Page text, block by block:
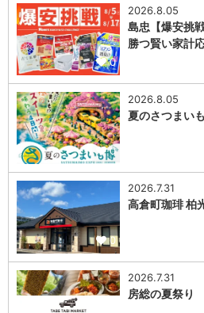
0
2026.8.05
島忠【爆安挑
勝つ賢い家計
0
2026.8.05
夏のさつまい
0
2026.7.31
高倉町珈琲 柏
2026.7.31
房総の夏祭り